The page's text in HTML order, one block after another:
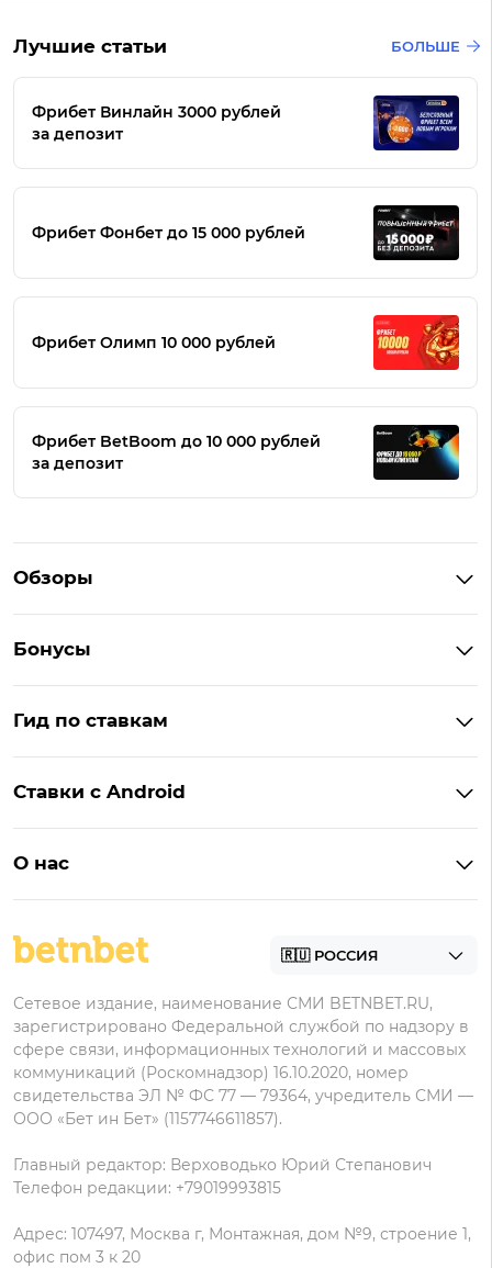
Лучшие статьи БОЛЬШЕ
Фрибет Винлайн 3000 рублей
за депозит
Фрибет Фонбет до 15 000 рублей
Фрибет Олимп 10 000 рублей
Фрибет BetBoom до 10 000 рублей
за депозит
Обзоры
BetBoom
Пари
Леон
Zenit
Бонусы
Бонусы BetBoom
Бонусы Леон
Гид по ставкам
БК для ставок с мобильного
Ставки с Android
Фонбет на Андроид
Олимп на Андроид
О нас
Пользовательское соглашение
данных
Сетевое издание, наименование СМИ BETNBET.RU,
зарегистрировано Федеральной службой по надзору в
сфере связи, информационных технологий и массовых
коммуникаций (Роскомнадзор) 16.10.2020, номер
свидетельства ЭЛ № ФС 77 — 79364, учредитель СМИ —
ООО «Бет ин Бет» (1157746611857).
Главный редактор: Верховодько Юрий Степанович
Телефон редакции: +79019993815
Адрес: 107497, Москва г, Монтажная, дом №9, строение 1,
офис пом 3 к 20